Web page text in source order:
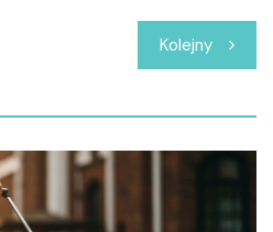
Kolejny